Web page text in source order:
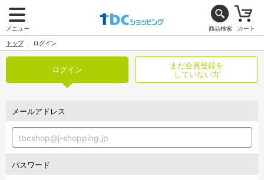
メニュー 商品検索 カート
トップ ログイン
ログイン
まだ会員登録を
していない方
メールアドレス
パスワード